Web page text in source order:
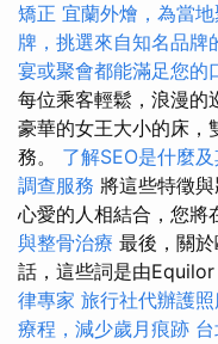
矯正 宜蘭外燴，為當
牌，挑選來自知名品牌
宴或聚會都能滿足您的
每位乘客輕鬆，浪漫的
豪華的女王大小的床，
務。 了解SEO是什麼
調查服務 將這些特徵
心愛的人相結合，您將
與整骨治療 最後，關
話，這些詞是由Equilor
律專家 旅行社代辦護
療程，減少歲月痕跡